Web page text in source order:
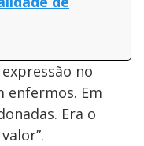
no
enfermos. Em
Era o